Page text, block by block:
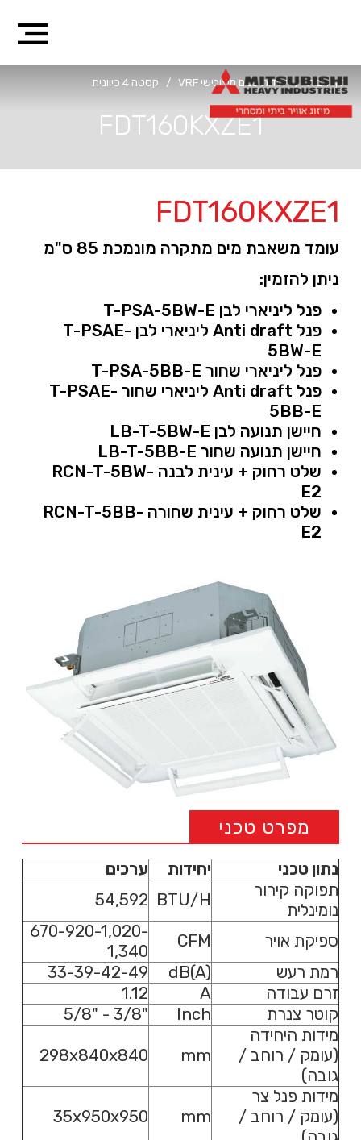
דף הבית / יחידות פנים מיצובישי VRF / קסטה 4 כיוונית
FDT160KXZE1
FDT160KXZE1
עומד משאבת מים מתקרה מונמכת 85 ס"מ
ניתן להזמין:
פנל ליניארי לבן T-PSA-5BW-E
פנל Anti draft ליניארי לבן T-PSAE-
5BW-E
פנל ליניארי שחור T-PSA-5BB-E
פנל Anti draft ליניארי שחור T-PSAE-
5BB-E
חיישן תנועה לבן LB-T-5BW-E
חיישן תנועה שחור LB-T-5BB-E
שלט רחוק + עינית לבנה RCN-T-5BW-
E2
שלט רחוק + עינית שחורה RCN-T-5BB-
E2
מפרט טכני
נתון טכני יחידות
ערכים
תפוקה קירור
נומינלית
BTU/H
54,592
ספיקת אויר CFM
670-920-1,020-
1,340
רמת רעש
dB(A)
33-39-42-49
זרם עבודה
A
1.12
קוטר צנרת
Inch
"3/8 - "5/8
מידות היחידה
(עומק / רוחב /
גובה)
mm
298x840x840
מידות פנל צר
(עומק / רוחב /
mm
35x950x950